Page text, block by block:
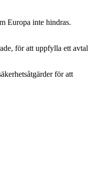
Europa inte hindras.
för att uppfylla ett avtal
för att